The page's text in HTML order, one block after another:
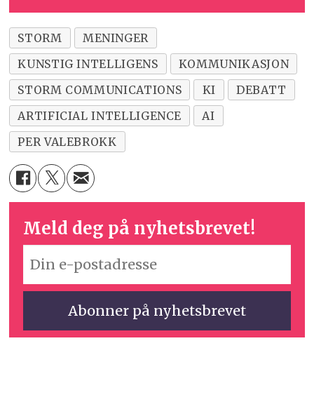
STORM
MENINGER
KUNSTIG INTELLIGENS
KOMMUNIKASJON
STORM COMMUNICATIONS
KI
DEBATT
ARTIFICIAL INTELLIGENCE
AI
PER VALEBROKK
Meld deg på nyhetsbrevet!